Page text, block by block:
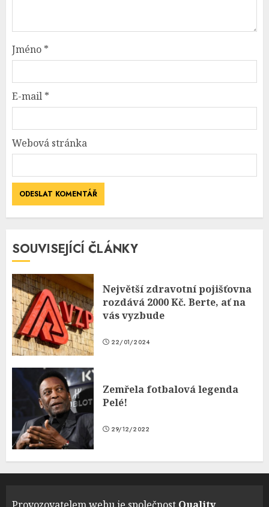
Jméno *
E-mail *
Webová stránka
SOUVISEJÍCÍ ČLÁNKY
Největší zdravotní pojišťovna
rozdává 2000 Kč. Berte, ať na
vás vyzbude
22/01/2024
Zemřela fotbalová legenda
Pelé!
29/12/2022